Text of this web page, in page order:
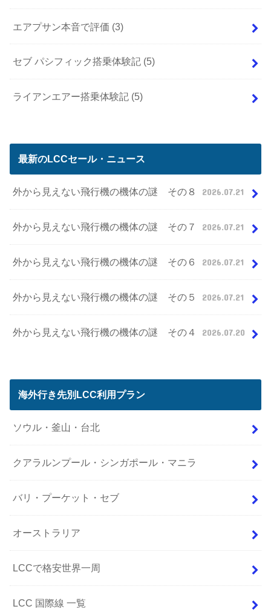
エアプサン本音で評価 (3)
セブ パシフィック搭乗体験記 (5)
ライアンエアー搭乗体験記 (5)
最新のLCCセール・ニュース
外から見えない飛行機の機体の謎 その８ 2026.07.21
外から見えない飛行機の機体の謎 その７ 2026.07.21
外から見えない飛行機の機体の謎 その６ 2026.07.21
外から見えない飛行機の機体の謎 その５ 2026.07.21
外から見えない飛行機の機体の謎 その４ 2026.07.20
海外行き先別LCC利用プラン
ソウル・釜山・台北
クアラルンプール・シンガポール・マニラ
バリ・プーケット・セブ
オーストラリア
LCCで格安世界一周
LCC 国際線 一覧